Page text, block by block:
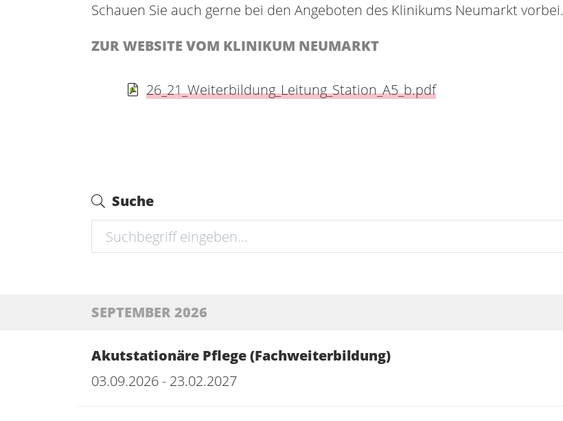
Schauen Sie auch gerne bei den Angeboten des Klinikums Neumarkt vorbei.
ZUR WEBSITE VOM KLINIKUM NEUMARKT
26_21_Weiterbildung_Leitung_Station_A5_b.pdf
Suche
SEPTEMBER 2026
Akutstationäre Pflege (Fachweiterbildung)
03.09.2026 - 23.02.2027